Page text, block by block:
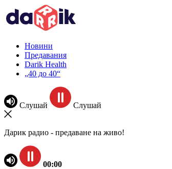
Новини
Предавания
Darik Health
„40 до 40“
Слушай Слушай
Дарик радио - предаване на живо!
00:00